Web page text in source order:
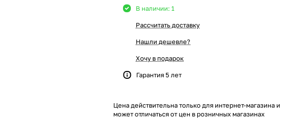
В наличии: 1
Рассчитать доставку
Нашли дешевле?
Хочу в подарок
Гарантия 5 лет
Цена действительна только для интернет-магазина и
может отличаться от цен в розничных магазинах